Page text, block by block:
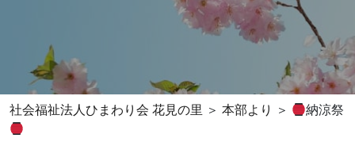
社会福祉法人ひまわり会 花見の里 本部より 納涼祭